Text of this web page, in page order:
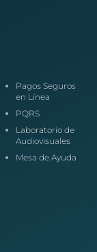
Pagos Seguros
en Línea
PQRS
Laboratorio de
Audiovisuales
Mesa de Ayuda